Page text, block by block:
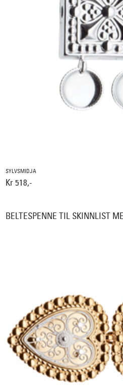
SYLVSMIDJA
Kr 518,-
BELTESPENNE TIL SKINNLIST